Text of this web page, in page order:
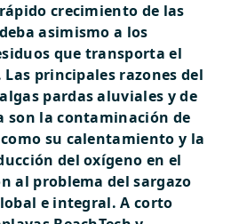
crecimiento de las
asimismo a los
que transporta el
principales razones del
pardas aluviales y de
son la contaminación de
su calentamiento y la
del oxígeno en el
al problema del sargazo
e integral. A corto